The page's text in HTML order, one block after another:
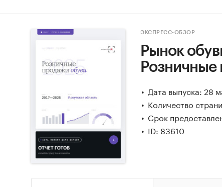
ЭКСПРЕСС-ОБЗОР
Рынок
Дата выпуска: 28
Количество
Срок
ID: 83610